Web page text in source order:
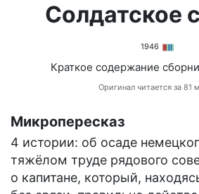
Солдатское
1946
Краткое содержание
Оригинал читается за 81
Микропересказ
4 истории: об осаде
тяжёлом труде рядового
о капитане, который,